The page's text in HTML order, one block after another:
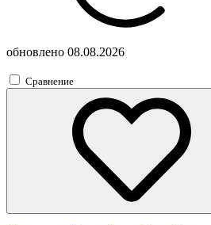
обновлено 08.08.2026
Сравнение